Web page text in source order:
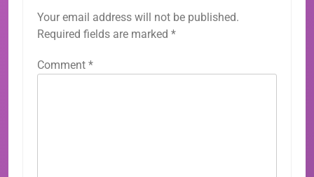
Your email address will not be published.
Required fields are marked *
Comment *